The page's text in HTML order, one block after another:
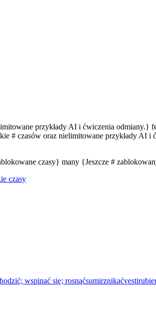
przykłady AI i ćwiczenia
# czasów oraz nielimitowane przykłady AI
czasy} many {Jeszcze #
czasy
wspinać się; rosnąćsumirznikaćvestir